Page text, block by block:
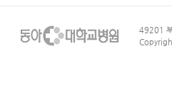
49201